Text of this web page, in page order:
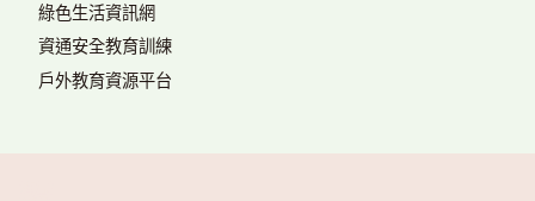
綠色生活資訊網
資通安全教育訓練
戶外教育資源平台